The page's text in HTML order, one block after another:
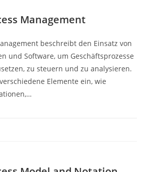
Management
beschreibt den Einsatz von
und Software, um Geschäftsprozesse
zu steuern und zu analysieren.
Elemente ein, wie